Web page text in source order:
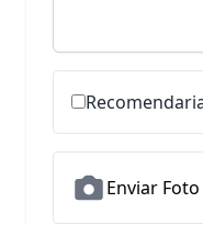
Enviar Foto